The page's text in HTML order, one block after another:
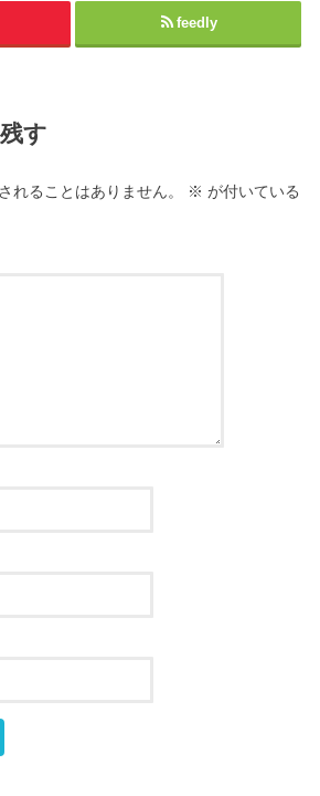
feedly
す
れることはありません。 ※ が付いている